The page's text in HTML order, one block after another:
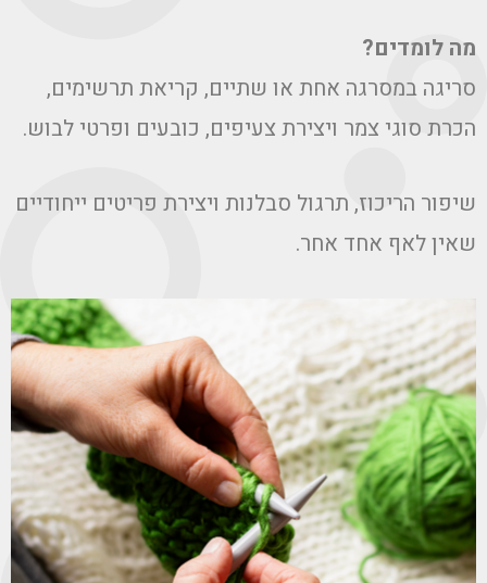
מה לומדים?
סריגה במסרגה אחת או שתיים, קריאת תרשימים,
הכרת סוגי צמר ויצירת צעיפים, כובעים ופרטי לבוש.
שיפור הריכוז, תרגול סבלנות ויצירת פריטים ייחודיים
שאין לאף אחד אחר.